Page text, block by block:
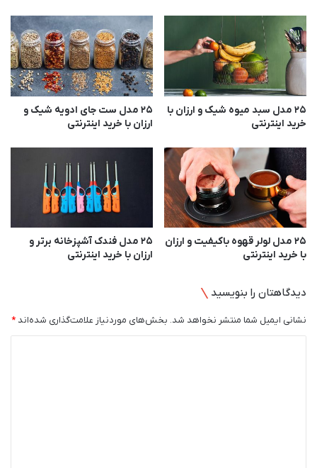
و
ز
و
خ
ر
ی
د
ا
ن
ت
ر
ت
ی
ع
ر
م
د
ل‌
ا
ی
ب
ر
ت
ر
و
خ
ی
ا
ی
25 مدل سبد میوه شیک و ارزان با
خرید اینترنتی
25 مدل ست جای ادویه شیک و
ارزان با خرید اینترنتی
25 مدل لولر قهوه باکیفیت و ارزان
با خرید اینترنتی
25 مدل فندک آشپزخانه برتر و
ارزان با خرید اینترنتی
دیدگاهتان را بنویسید
نشانی ایمیل شما منتشر نخواهد شد. بخش‌های موردنیاز علامت‌گذاری شده‌اند *